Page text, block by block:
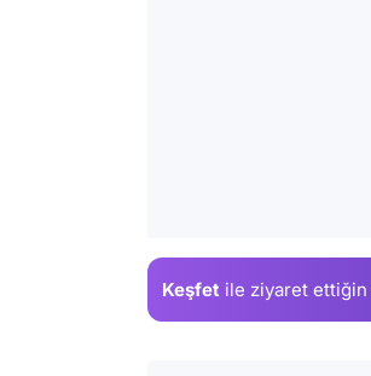
Keşfet ile ziyaret ettiğin